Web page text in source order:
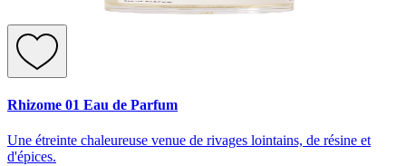
Rhizome 01 Eau de Parfum
Une étreinte chaleureuse venue de rivages lointains, de résine et
d'épices.